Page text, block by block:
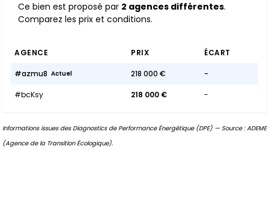
Ce bien est proposé par 2 agences différentes.
Comparez les prix et conditions.
AGENCE PRIX ÉCART
#azmu8 Actuel 218 000 € -
#bcKsy 218 000 € -
Informations issues des Diagnostics de Performance Énergétique (DPE) — Source : ADEME
(Agence de la Transition Écologique).